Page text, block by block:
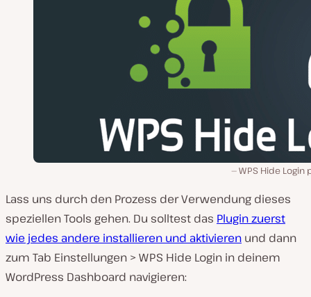
WPS Hide Login
Lass uns durch den Prozess der Verwendung dieses
speziellen Tools gehen. Du solltest das Plugin zuerst
wie jedes andere installieren und aktivieren und dann
zum Tab Einstellungen > WPS Hide Login in deinem
WordPress Dashboard navigieren: